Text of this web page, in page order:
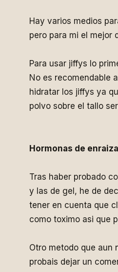
Hay varios medios
pero para mi el mejor
Para usar jiffys lo
No es recomendable
hidratar los jiffys ya
polvo sobre el tallo
Hormonas de
Tras haber probado
y las de gel, he de
tener en cuenta que
como toximo asi que
Otro metodo que aun
probais dejar un